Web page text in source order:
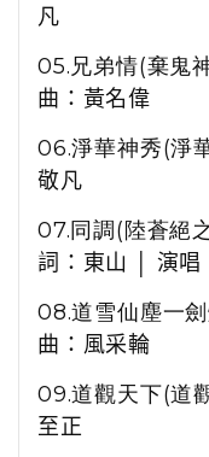
凡
05.兄弟情(棄鬼
曲： 黃名偉
06.淨華神秀(淨
敬凡
07.同調(陸蒼絕
詞：東山 │ 演唱
08.道雪仙塵一
曲：風采輪
09.道觀天下(道
至正